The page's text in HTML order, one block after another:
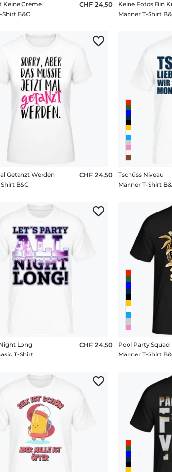
Keine Creme
Shirt B&C
CHF 24,50
Männer T-Shirt
Getanzt Werden
B&C
CHF 24,50
Tschüss Niveau
Männer T-Shirt
Long
T-Shirt
CHF 24,50
Pool Party Squad
Männer T-Shirt